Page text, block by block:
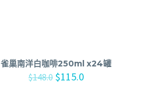
雀巢南洋白咖啡250ml x24罐
$148.0 $115.0